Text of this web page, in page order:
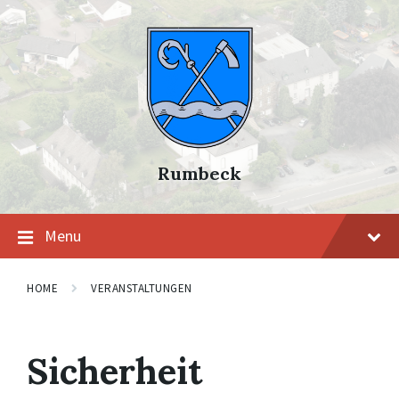
Skip
to
Skip
to
navigation
Skip
to
Rumbeck
Menu
HOME VERANSTALTUNGEN
Sicherheit